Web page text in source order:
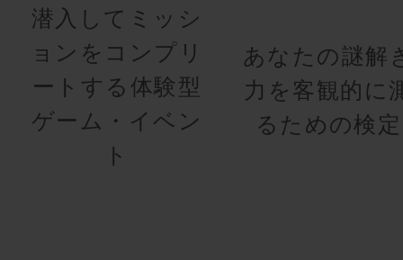
潜入してミッシ
ョンをコンプリ
ートする体験型
ゲーム・イベン
ト
あなたの謎解
力を客観的に
るための検定